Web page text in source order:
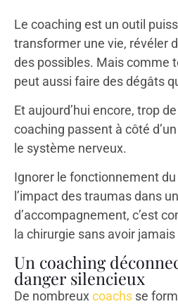
Le coaching est un outil
transformer une vie, révéler
des possibles. Mais comme
peut aussi faire des dégâts
Et aujourd’hui encore, trop
coaching passent à côté
le système nerveux.
Ignorer le fonctionnement
l’impact des traumas dans
d’accompagnement, c’est
la chirurgie sans avoir
Un coaching
danger silencieux
De nombreuxcoachs se